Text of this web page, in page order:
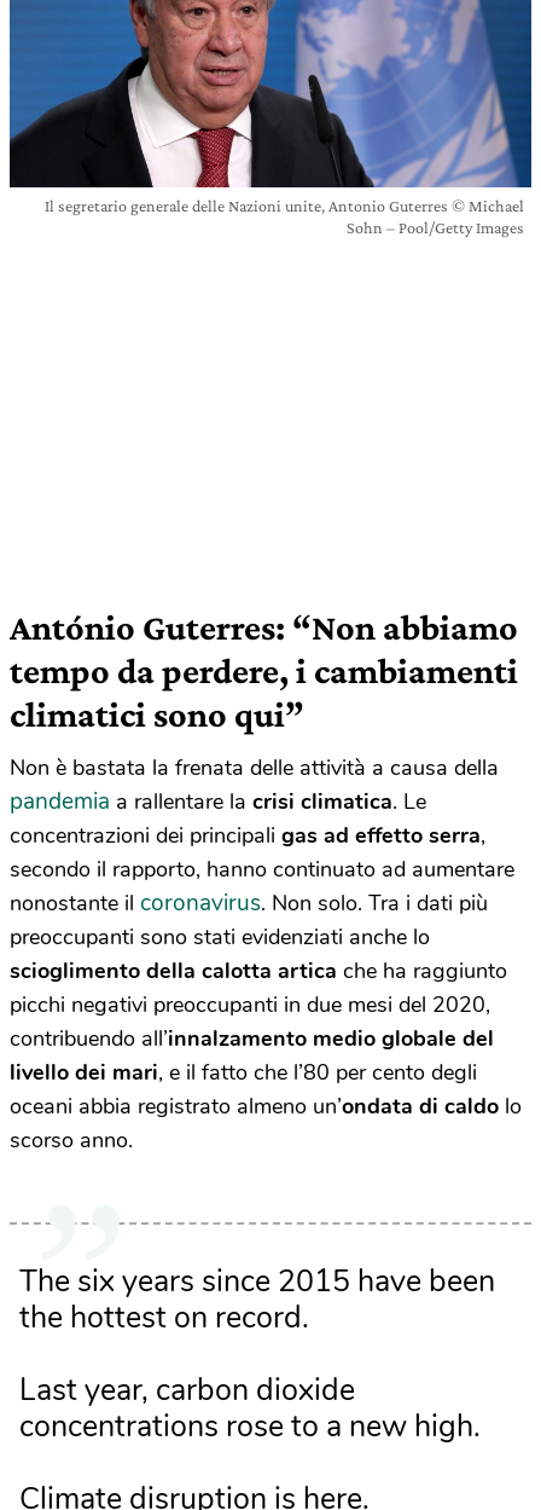
Il segretario generale delle Nazioni unite, Antonio Guterres © Michael
Sohn – Pool/Getty Images
António Guterres: “Non abbiamo
tempo da perdere, i cambiamenti
climatici sono qui”
Non è bastata la frenata delle attività a causa della
pandemia a rallentare la crisi climatica. Le
concentrazioni dei principali gas ad effetto serra,
secondo il rapporto, hanno continuato ad aumentare
nonostante il coronavirus. Non solo. Tra i dati più
preoccupanti sono stati evidenziati anche lo
scioglimento della calotta artica che ha raggiunto
picchi negativi preoccupanti in due mesi del 2020,
contribuendo all’innalzamento medio globale del
livello dei mari, e il fatto che l’80 per cento degli
oceani abbia registrato almeno un’ondata di caldo lo
scorso anno.
The six years since 2015 have been
the hottest on record.
Last year, carbon dioxide
concentrations rose to a new high.
Climate disruption is here.